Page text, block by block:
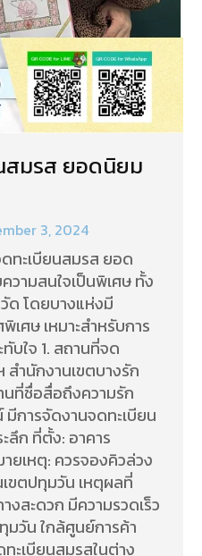
สมรส ยอดนิยม
3, 2024
ทะเบียนสมรส ยอด
วามสนใจเป็นพิเศษ ทั้ง
ด โดยบางแห่งมี
ศษ เหมาะสำหรับการ
บใจ 1. สถานที่จด
สำนักงานเขตบางรัก
ที่ชื่อสื่อถึงความรัก
มีการจัดงานจดทะเบียน
ลึก ที่ตั้ง: อาคาร
ยเหตุ: ควรจองคิวล่วง
ขตปทุมวัน เหตุผลที่
สะดวก มีความรวดเร็ว
มวัน ใกล้ศูนย์การค้า
ะเบียนสมรสในต่าง